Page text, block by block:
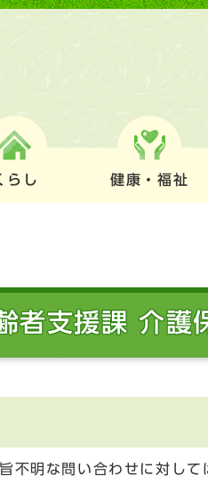
らし 健康・福祉
者支援課 介
不明な問い合わせに対して